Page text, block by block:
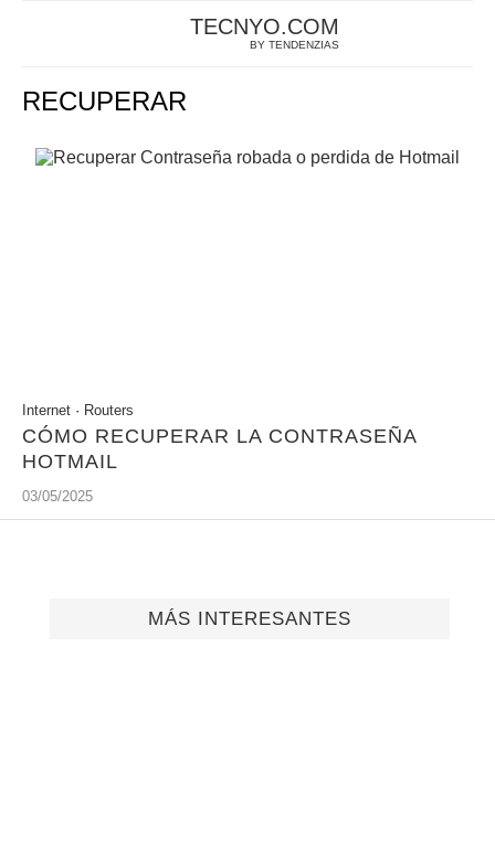
TECNYO.COM
BY TENDENZIAS
RECUPERAR
Internet · Routers
CÓMO RECUPERAR LA CONTRASEÑA
HOTMAIL
03/05/2025
MÁS INTERESANTES